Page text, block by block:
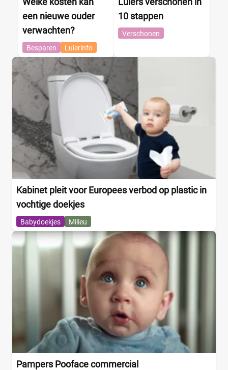
een nieuwe ouder
verwachten?
Besparen Luierinfo
10 stappen
Verschonen
Kabinet pleit voor Europees verbod op plastic in
vochtige doekjes
Babydoekjes Milieu
Pampers Pooface commercial